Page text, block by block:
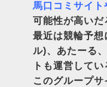
馬口コミサイ
可能性が高いだ
最近は競輪予
ル)、あたーる
トも運営してい
このグループ